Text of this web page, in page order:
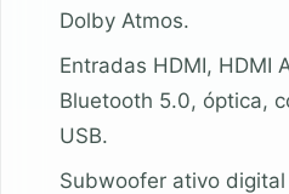
Dolby Atmos.
Entradas HDMI, HDMI
Bluetooth 5.0, óptica,
USB.
Subwoofer ativo